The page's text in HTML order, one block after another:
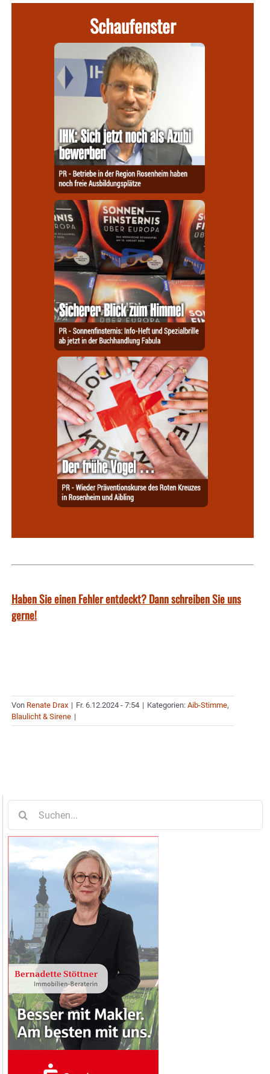
Schaufenster
Haben Sie einen Fehler entdeckt? Dann schreiben Sie uns
gerne!
Von Renate Drax | Fr. 6.12.2024 - 7:54 | Kategorien: Aib-Stimme,
Blaulicht & Sirene |
nach: